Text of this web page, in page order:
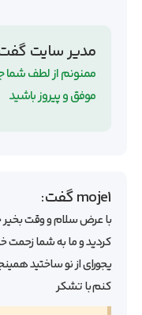
مدیر سایت
ممنونم از لطف شما
موفق و پیروز باشید
moje1گفت:
با عرض سلام و وقت
کردید و ما به شما
یجورای از نو ساختید
کنم با تشکر